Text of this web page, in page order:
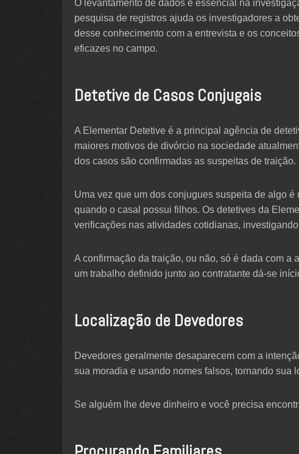
O levantamento de dados é essencial na
pesquisa de registros ajuda os investigadores a
desse conhecimento com a entrevista e os
eficazes no campo.
Detetive de Casos Conjugais
A Elementar Detetive é a principal agência de
maiores motivos de divórcio na sociedade
dos casos são confirmadas as suspeitas de traição.
Uma vez que um dos conjugues suspeita de algo
quando o casal possui filhos. Os detetives da
verificações nas atividades cotidianas,
A confirmação da traição, ou não, só é dada com a
um trabalho definido junto ao contratante dá-se
Localização de Devedores
Devedores geralmente desaparecem com a
sua moradia e usando nomes falsos, tornando
Se alguém lhe deve dinheiro e você precisa